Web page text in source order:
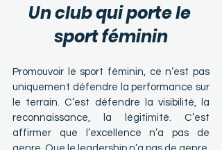
Un club qui porte le
sport féminin
Promouvoir le sport féminin, ce n’est pas
uniquement défendre la performance sur
le terrain. C’est défendre la visibilité, la
reconnaissance, la légitimité. C’est
affirmer que l’excellence n’a pas de